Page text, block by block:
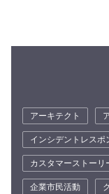
アーキテクト
インシデントレスポ
カスタマーストーリ
企業市民活動